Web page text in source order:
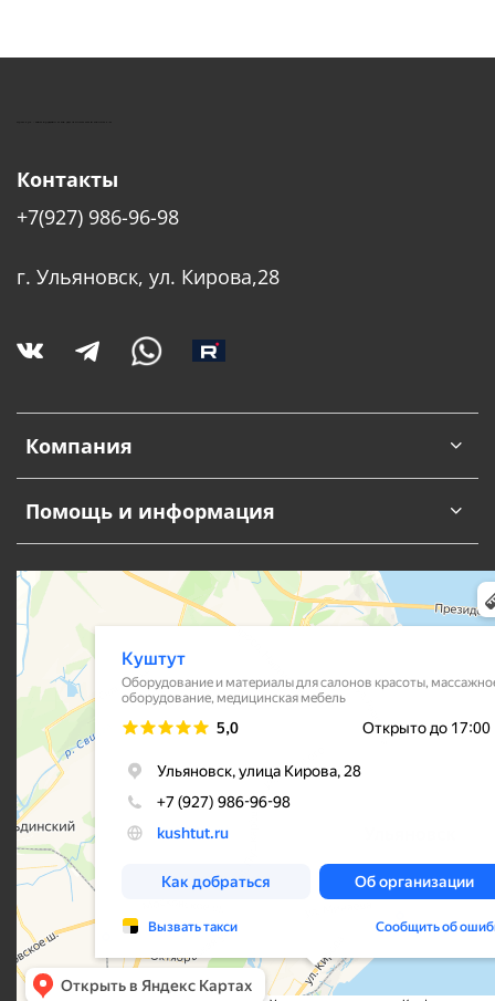
КУШТУТ - ОБОРУДОВАНИЕ ДЛЯ САЛОНОВ КРАСОТЫ
Компания
Помощь и информация
Контакты
+7(927) 986-96-98
г. Ульяновск, ул. Кирова,28